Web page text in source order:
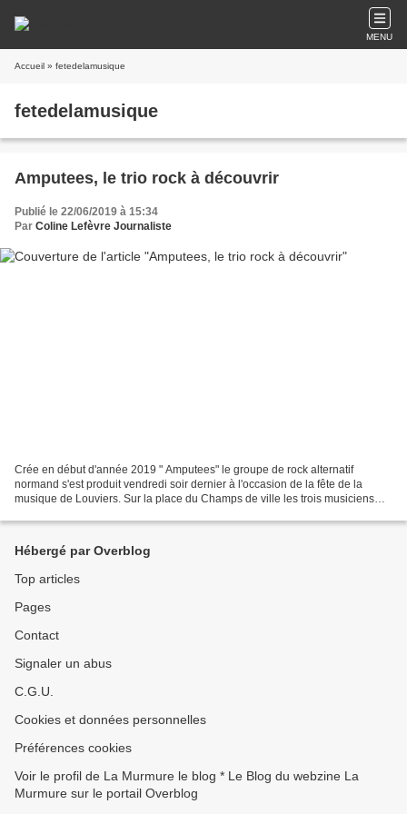
MENU
Accueil » fetedelamusique
fetedelamusique
Amputees, le trio rock à découvrir
Publié le 22/06/2019 à 15:34
Par Coline Lefèvre Journaliste
Crée en début d'année 2019 " Amputees" le groupe de rock alternatif
normand s'est produit vendredi soir dernier à l'occasion de la fête de la
musique de Louviers. Sur la place du Champs de ville les trois musiciens
Hébergé par Overblog
Top articles
Pages
Contact
Signaler un abus
C.G.U.
Cookies et données personnelles
Préférences cookies
Voir le profil de La Murmure le blog * Le Blog du webzine La
Murmure sur le portail Overblog